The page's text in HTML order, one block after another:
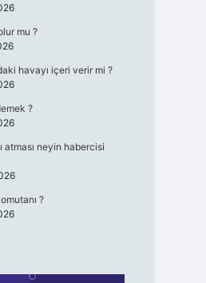
mu ?
havayı içeri verir mi ?
?
atması neyin habercisi
?